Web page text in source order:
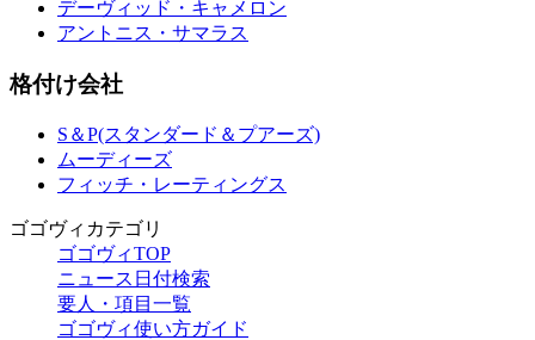
デーヴィッド・キャメロン
アントニス・サマラス
格付け会社
S＆P(スタンダード＆プアーズ)
ムーディーズ
フィッチ・レーティングス
ゴゴヴィカテゴリ
ゴゴヴィTOP
ニュース日付検索
要人・項目一覧
ゴゴヴィ使い方ガイド